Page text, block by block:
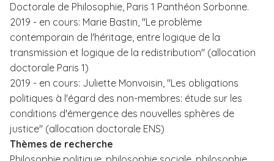
Doctorale de Philosophie, Paris 1 Panthéon Sorbonne.
2019 - en cours: Marie Bastin, "Le problème
contemporain de l'héritage, entre logique de la
transmission et logique de la redistribution" (allocation
doctorale Paris 1)
2019 - en cours: Juliette Monvoisin, "Les obligations
politiques à l'égard des non-membres: étude sur les
conditions d'émergence des nouvelles sphères de
justice" (allocation doctorale ENS)
Thèmes de recherche